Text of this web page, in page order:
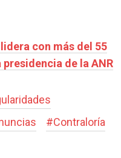
con más del 55
de la ANR
#Contraloría